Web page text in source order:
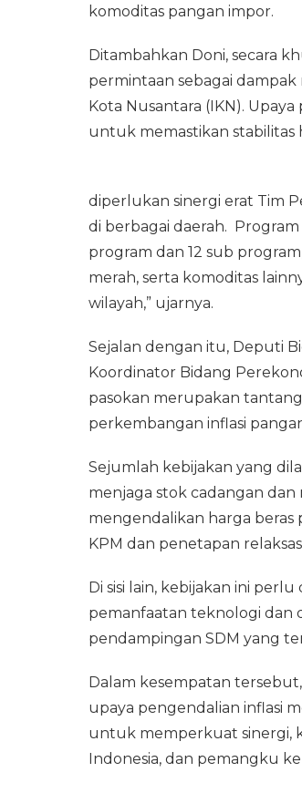
komoditas pangan impor.
Ditambahkan Doni, secara
permintaan sebagai
Kota Nusantara (IKN).
untuk memastikan stabilitas
diperlukan sinergi erat Tim
di berbagai daerah.
program dan 12 sub
merah, serta komoditas
wilayah,” ujarnya.
Sejalan dengan itu, Deputi
Koordinator Bidang
pasokan merupakan
perkembangan inflasi
Sejumlah kebijakan yang
menjaga stok cadangan
mengendalikan harga
KPM dan penetapan
Di sisi lain, kebijakan ini
pemanfaatan teknologi dan
pendampingan SDM yang
Dalam kesempatan
upaya pengendalian inflasi
untuk memperkuat sinergi,
Indonesia, dan pemangku